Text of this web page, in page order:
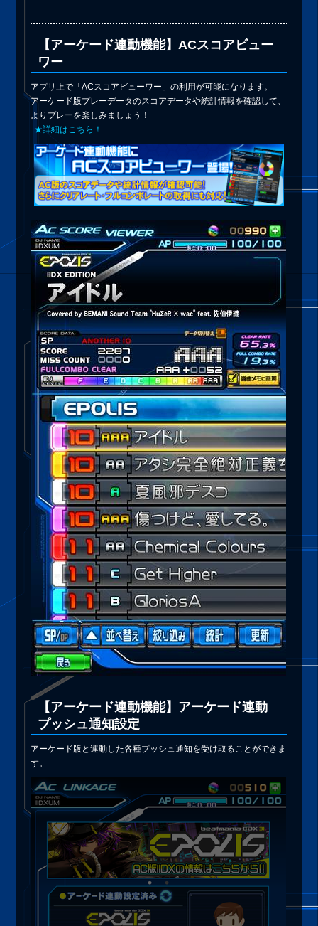
【アーケード連動機能】ACスコアビュー
ワー
アプリ上で「ACスコアビューワー」の利用が可能になります。
アーケード版プレーデータのスコアデータや統計情報を確認して、
よりプレーを楽しみましょう！
★詳細はこちら！
【アーケード連動機能】アーケード連動
プッシュ通知設定
アーケード版と連動した各種プッシュ通知を受け取ることができま
す。